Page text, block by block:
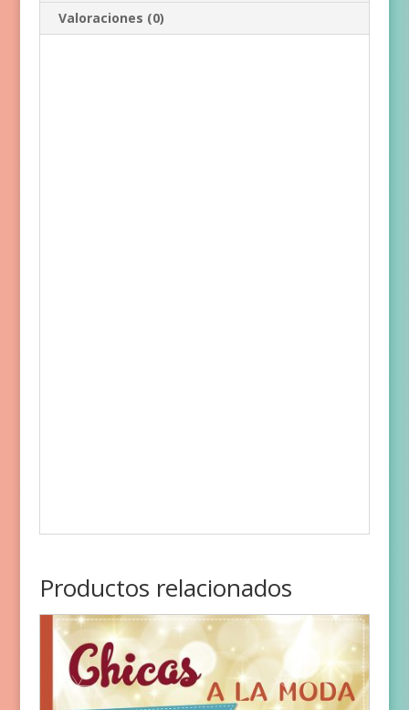
Valoraciones (0)
Productos relacionados